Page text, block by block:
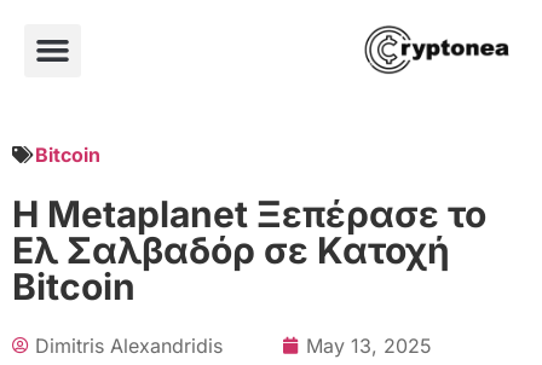
Bitcoin
Η Metaplanet Ξεπέρασε το
Ελ Σαλβαδόρ σε Κατοχή
Bitcoin
Dimitris Alexandridis
May 13, 2025